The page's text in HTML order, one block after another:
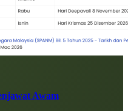
Awam